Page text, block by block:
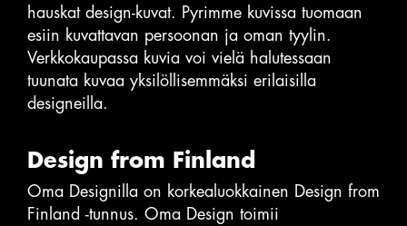
hauskat design-kuvat. Pyrimme kuvissa tuomaan
esiin kuvattavan persoonan ja oman tyylin.
Verkkokaupassa kuvia voi vielä halutessaan
tuunata kuvaa yksilöllisemmäksi erilaisilla
designeilla.
Design from Finland
Oma Designilla on korkealuokkainen Design from
Finland -tunnus. Oma Design toimii